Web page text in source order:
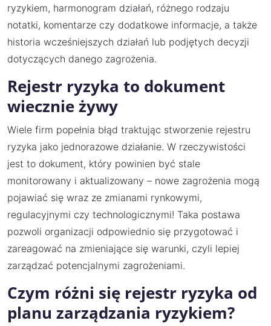
ryzykiem, harmonogram działań, różnego rodzaju
notatki, komentarze czy dodatkowe informacje, a także
historia wcześniejszych działań lub podjętych decyzji
dotyczących danego zagrożenia.
Rejestr ryzyka to dokument
wiecznie żywy
Wiele firm popełnia błąd traktując stworzenie rejestru
ryzyka jako jednorazowe działanie. W rzeczywistości
jest to dokument, który powinien być stale
monitorowany i aktualizowany – nowe zagrożenia mogą
pojawiać się wraz ze zmianami rynkowymi,
regulacyjnymi czy technologicznymi! Taka postawa
pozwoli organizacji odpowiednio się przygotować i
zareagować na zmieniające się warunki, czyli lepiej
zarządzać potencjalnymi zagrożeniami.
Czym różni się rejestr ryzyka od
planu zarządzania ryzykiem?